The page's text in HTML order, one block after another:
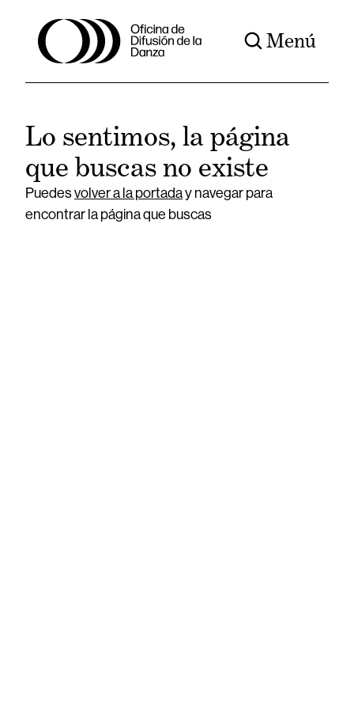
Menú
Lo sentimos, la página
que buscas no existe
Puedesvolver a la portaday navegar para
encontrar la página que buscas